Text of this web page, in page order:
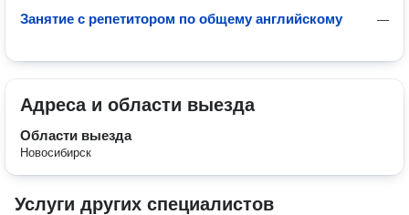
—
Занятие с репетитором по общему английскому
Адреса и области выезда
Области выезда
Новосибирск
Услуги других специалистов